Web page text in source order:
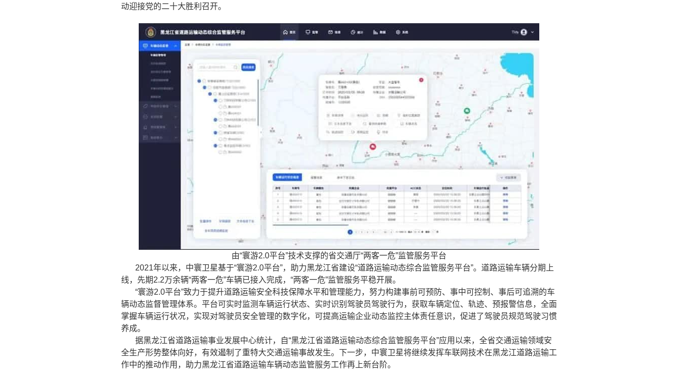
动迎接党的二十大胜利召开。
由“寰游2.0平台”技术支撑的省交通厅“两客一危”监管服务平台
2021年以来，中寰卫星基于“寰游2.0平台”，助力黑龙江省建设“道路运输动态综合监管服务平台”。道路运输车辆分期上
线，先期2.2万余辆“两客一危”车辆已接入完成，“两客一危”监管服务平稳开展。
“寰游2.0平台”致力于提升道路运输安全科技保障水平和管理能力，努力构建事前可预防、事中可控制、事后可追溯的车
辆动态监督管理体系。平台可实时监测车辆运行状态、实时识别驾驶员驾驶行为，获取车辆定位、轨迹、预报警信息，全面
掌握车辆运行状况，实现对驾驶员安全管理的数字化，可提高运输企业动态监控主体责任意识，促进了驾驶员规范驾驶习惯
养成。
据黑龙江省道路运输事业发展中心统计，自“黑龙江省道路运输动态综合监管服务平台”应用以来，全省交通运输领域安
全生产形势整体向好，有效遏制了重特大交通运输事故发生。下一步，中寰卫星将继续发挥车联网技术在黑龙江道路运输工
作中的推动作用，助力黑龙江省道路运输车辆动态监管服务工作再上新台阶。